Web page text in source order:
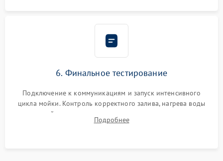
6. Финальное тестирование
Подключение к коммуникациям и запуск интенсивного
цикла мойки. Контроль корректного залива, нагрева воды
до нужной температуры, отсутствия посторонних шумов,
штатного слива и абсолютной сухости в поддоне.
Подробнее